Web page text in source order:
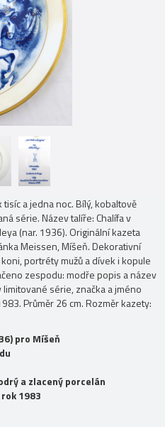
a jedna noc. Bílý, kobaltově
série. Název talíře: Chalífa v
(nar. 1936). Originální kazeta
Meissen, Míšeň. Dekorativní
portréty mužů a dívek i kopule
zespodu: modře popis a název
série, značka a jméno
Průměr 26 cm. Rozměr kazety:
pro Míšeň
a zlacený porcelán
1983